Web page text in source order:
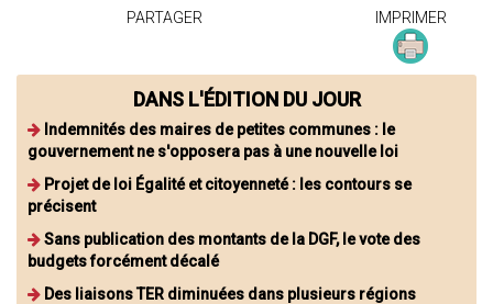
PARTAGER IMPRIMER
DANS L'ÉDITION DU JOUR
Indemnités des maires de petites communes : le
gouvernement ne s'opposera pas à une nouvelle loi
Projet de loi Égalité et citoyenneté : les contours se
précisent
Sans publication des montants de la DGF, le vote des
budgets forcément décalé
Des liaisons TER diminuées dans plusieurs régions